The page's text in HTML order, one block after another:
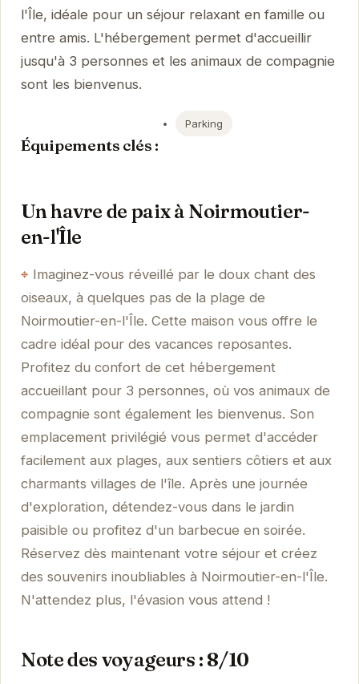
l'Île, idéale pour un séjour relaxant en famille ou
entre amis. L'hébergement permet d'accueillir
jusqu'à 3 personnes et les animaux de compagnie
sont les bienvenus.
Équipements clés :
Parking
Un havre de paix à Noirmoutier-
en-l'Île
Imaginez-vous réveillé par le doux chant des
oiseaux, à quelques pas de la plage de
Noirmoutier-en-l'Île. Cette maison vous offre le
cadre idéal pour des vacances reposantes.
Profitez du confort de cet hébergement
accueillant pour 3 personnes, où vos animaux de
compagnie sont également les bienvenus. Son
emplacement privilégié vous permet d'accéder
facilement aux plages, aux sentiers côtiers et aux
charmants villages de l'île. Après une journée
d'exploration, détendez-vous dans le jardin
paisible ou profitez d'un barbecue en soirée.
Réservez dès maintenant votre séjour et créez
des souvenirs inoubliables à Noirmoutier-en-l'Île.
N'attendez plus, l'évasion vous attend !
Note des voyageurs : 8/10